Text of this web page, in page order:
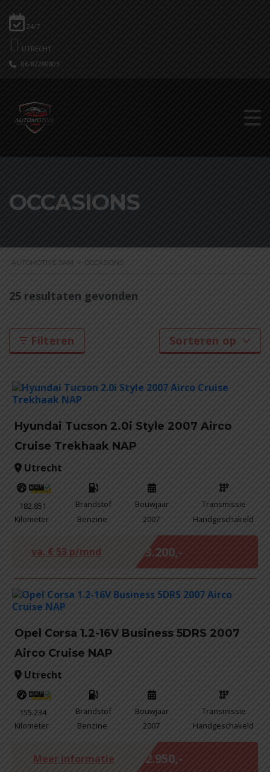
24/7
UTRECHT
06-82280803
OCCASIONS
AUTOMOTIVE SAM > OCCASIONS
25 resultaten gevonden
Filteren Sorteren op
Hyundai Tucson 2.0i Style 2007 Airco
Cruise Trekhaak NAP
Utrecht
182.851
Kilometer
Brandstof
Benzine
Bouwjaar
2007
Transmissie
Handgeschakeld
va. € 53 p/mnd € 3.200,-
Opel Corsa 1.2-16V Business 5DRS 2007
Airco Cruise NAP
Utrecht
155.234
Kilometer
Brandstof
Benzine
Bouwjaar
2007
Transmissie
Handgeschakeld
Meer informatie € 2.950,-